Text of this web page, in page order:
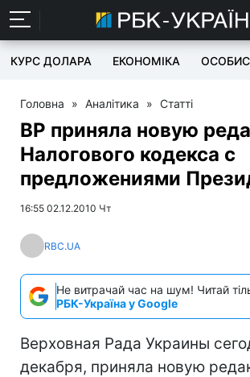
КУРС ДОЛАРА ЕКОНОМІКА
Головна » Аналітика » Статті
ВР приняла новую
Налогового кодекса с
предложениями
16:55 02.12.2010 Чт
RBC.UA
Не витрачай час на шум! Читай
РБК-Україна у Google
Верховная Рада Украины
декабря, приняла новую